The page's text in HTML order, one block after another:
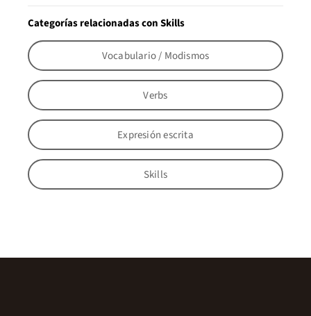
Categorías relacionadas con Skills
Vocabulario / Modismos
Verbs
Expresión escrita
Skills